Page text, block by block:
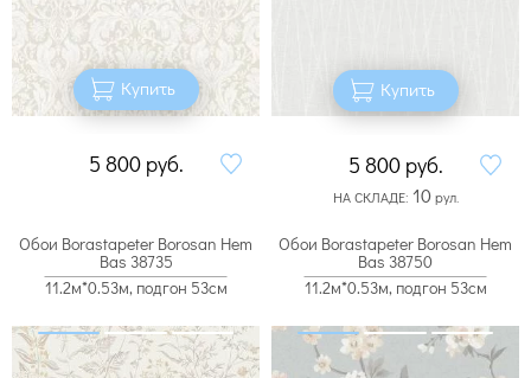
Купить
5 800 руб.
Купить
5 800 руб.
НА СКЛАДЕ: 10рул.
Обои Borastapeter Borosan Hem
Bas 38735
11.2м*0.53м, подгон 53см
Обои Borastapeter Borosan Hem
Bas 38750
11.2м*0.53м, подгон 53см